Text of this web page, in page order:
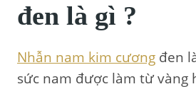
đen là gì ?
Nhẫn nam kim cương đen
sức nam được làm từ vàng